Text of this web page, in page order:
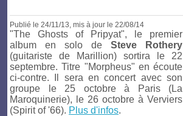
Publié le 24/11/13, mis à jour le 22/08/14
"The Ghosts of Pripyat", le premier
album en solo de Steve Rothery
(guitariste de Marillion) sortira le 22
septembre. Titre "Morpheus" en écoute
ci-contre. Il sera en concert avec son
groupe le 25 octobre à Paris (La
Maroquinerie), le 26 octobre à Verviers
(Spirit of '66). Plus d'infos.